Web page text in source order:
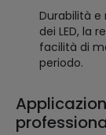
Durabilità
dei LED, la
facilità di
periodo.